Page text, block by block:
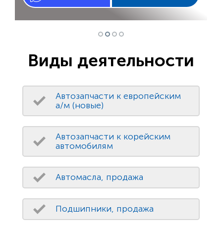
Виды деятельности
Автозапчасти к европейским
а/м (новые)
Автозапчасти к корейским
автомобилям
Автомасла, продажа
Подшипники, продажа